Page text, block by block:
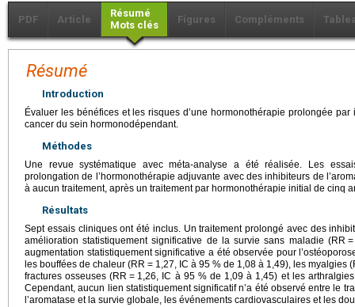
PDF Article
Résumé
Mots clés
Figures Compléments
Résumé
Introduction
Évaluer les bénéfices et les risques d’une hormonothérapie prolongée
cancer du sein hormonodépendant.
Méthodes
Une revue systématique avec méta-analyse a été réalisée. Les
prolongation de l’hormonothérapie adjuvante avec des inhibiteurs de
à aucun traitement, après un traitement par hormonothérapie initial de cinq
Résultats
Sept essais cliniques ont été inclus. Un traitement prolongé avec des
amélioration statistiquement significative de la survie sans maladie (RR =
augmentation statistiquement significative a été observée pour
les bouffées de chaleur (RR = 1,27, IC à 95 % de 1,08 à 1,49), les myalgies
fractures osseuses (RR = 1,26, IC à 95 % de 1,09 à 1,45) et les
Cependant, aucun lien statistiquement significatif n’a été observé entre le
l’aromatase et la survie globale, les événements cardiovasculaires et les